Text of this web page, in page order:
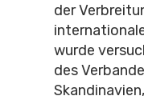
der
wurde
des